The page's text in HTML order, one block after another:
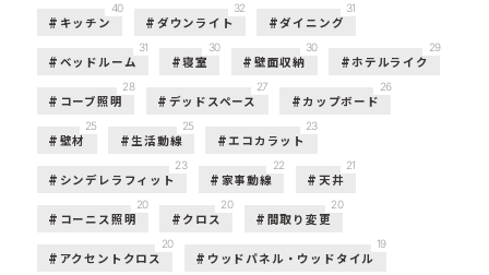
キッチン
40
ダウンライト
32
ダイニング
31
ベッドルーム
31
寝室
30
壁面収納
30
ホテルライク
29
コーブ照明
28
デッドスペース
27
カップボード
26
壁材
25
生活動線
25
エコカラット
23
シンデレラフィット
23
家事動線
22
天井
21
コーニス照明
20
クロス
20
間取り変更
20
アクセントクロス
20
ウッドパネル・ウッドタイル
19